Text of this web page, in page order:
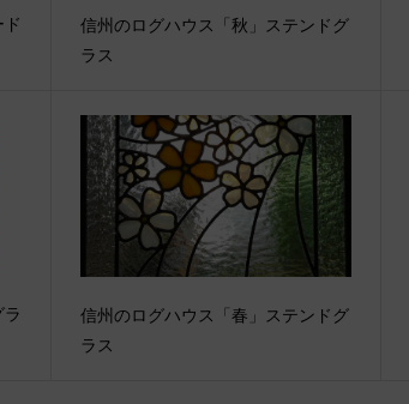
信州のログハウス「秋」ステンドグ
ラス
信州のログハウス「春」ステンドグ
ラス